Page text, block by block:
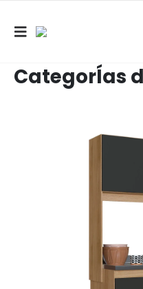
CategorÍas